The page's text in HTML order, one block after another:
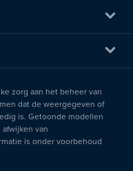
zorg aan het beheer van
dat de weergegeven of
is. Getoonde modellen
van
is onder voorbehoud